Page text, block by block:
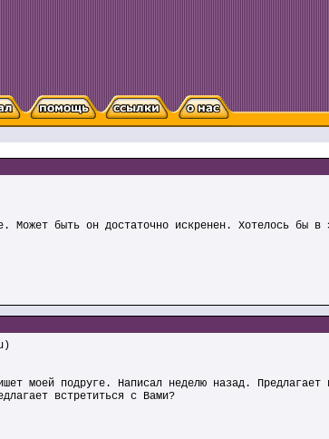
Может быть он достаточно искренен. Хотелось бы в
моей подруге. Написал неделю назад.
встретиться с Вами?